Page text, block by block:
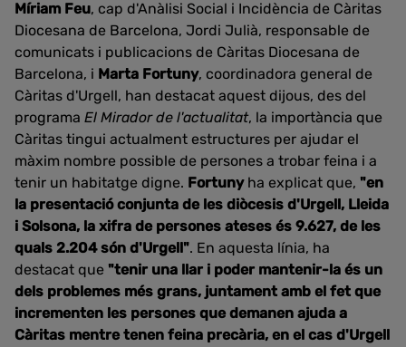
Míriam Feu, cap d'Anàlisi Social i Incidència de Càritas
Diocesana de Barcelona, Jordi Julià, responsable de
comunicats i publicacions de Càritas Diocesana de
Barcelona, i Marta Fortuny, coordinadora general de
Càritas d'Urgell, han destacat aquest dijous, des del
programa El Mirador de l'actualitat, la importància que
Càritas tingui actualment estructures per ajudar el
màxim nombre possible de persones a trobar feina i a
tenir un habitatge digne. Fortuny ha explicat que, "en
la presentació conjunta de les diòcesis d'Urgell, Lleida
i Solsona, la xifra de persones ateses és 9.627, de les
quals 2.204 són d'Urgell". En aquesta línia, ha
destacat que "tenir una llar i poder mantenir-la és un
dels problemes més grans, juntament amb el fet que
incrementen les persones que demanen ajuda a
Càritas mentre tenen feina precària, en el cas d'Urgell